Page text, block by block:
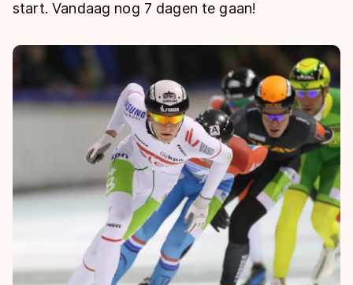
Waar kan ik schaatsen en skaten?
Evenementen
Tickets
Livestreams
Word schaatsfan!
Olympische Spelen
Olympische Spelen
Medaille overzicht
Medaillespiegel
Olympische uitslagen
Van Jong tot Goud verhalen
start. Vandaag nog 7 dagen te gaan!